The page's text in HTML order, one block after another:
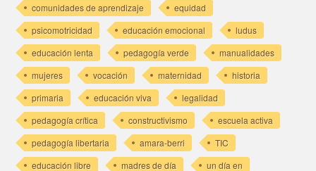
comunidades de aprendizaje
equidad
psicomotricidad
educación emocional
ludus
educación lenta
pedagogía verde
manualidades
mujeres
vocación maternidad
historia
primaria
educación viva
legalidad
pedagogía crítica
constructivismo
escuela activa
pedagogía libertaria
amara-berri
TIC
educación libre
madres de día
un día en